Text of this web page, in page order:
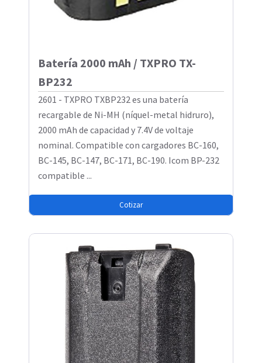
Batería 2000 mAh / TXPRO TX-
BP232
2601 - TXPRO TXBP232 es una batería
recargable de Ni-MH (níquel-metal hidruro),
2000 mAh de capacidad y 7.4V de voltaje
nominal. Compatible con cargadores BC-160,
BC-145, BC-147, BC-171, BC-190. Icom BP-232
compatible ...
Cotizar